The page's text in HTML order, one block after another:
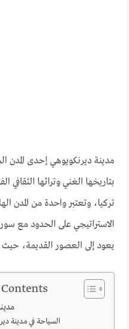
مدينة ديرنكويوهي إحدى المدن
بتاريخها الغني وتراثها
تركيا، وتعتبر واحدة من المدن
الاستراتيجي على الحدود مع
يعود إلى العصور القديمة، حيث
السياحة في مدينة